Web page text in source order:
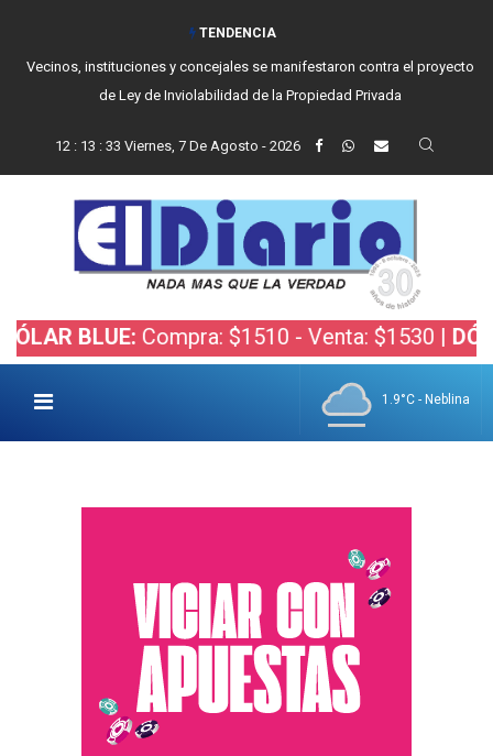
TENDENCIA
Vecinos, instituciones y concejales se manifestaron contra el proyecto
de Ley de Inviolabilidad de la Propiedad Privada
12: 13 : 35 Viernes, 7 De Agosto - 2026
Compra: $1510 - Venta: $1530 |DÓLAR
1.9°C - Neblina